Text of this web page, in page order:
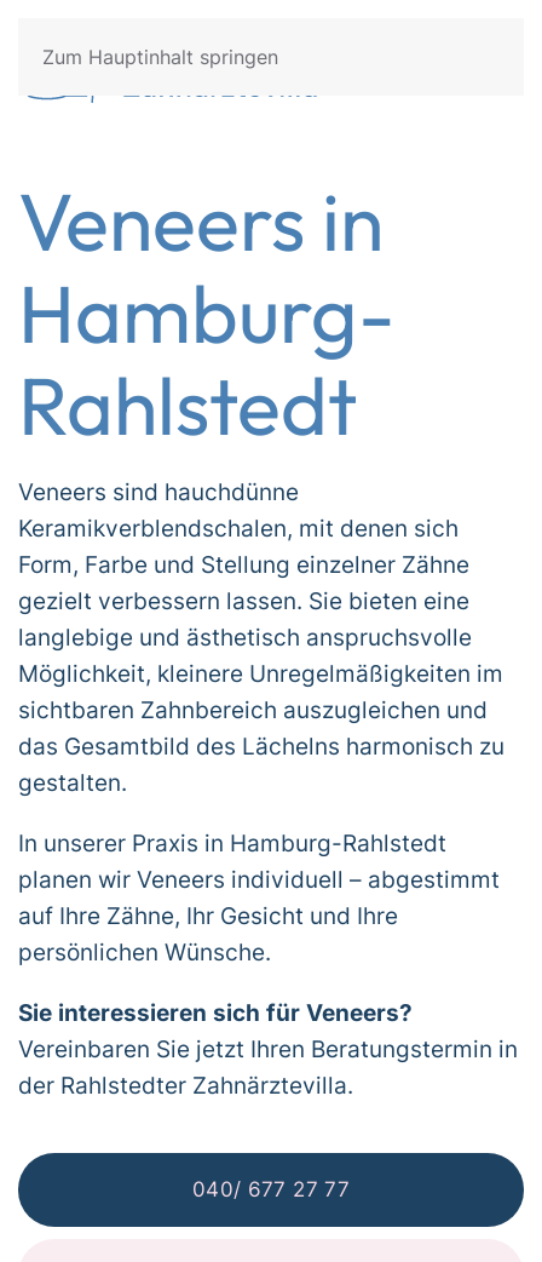
Zum Hauptinhalt springen
Veneers in
Hamburg-
Rahlstedt
Veneers sind hauchdünne
Keramikverblendschalen, mit denen sich
Form, Farbe und Stellung einzelner Zähne
gezielt verbessern lassen. Sie bieten eine
langlebige und ästhetisch anspruchsvolle
Möglichkeit, kleinere Unregelmäßigkeiten im
sichtbaren Zahnbereich auszugleichen und
das Gesamtbild des Lächelns harmonisch zu
gestalten.
In unserer Praxis in Hamburg-Rahlstedt
planen wir Veneers individuell – abgestimmt
auf Ihre Zähne, Ihr Gesicht und Ihre
persönlichen Wünsche.
Sie interessieren sich für Veneers?
Vereinbaren Sie jetzt Ihren Beratungstermin in
der Rahlstedter Zahnärztevilla.
040/ 677 27 77